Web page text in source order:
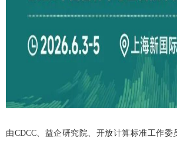
由CDCC、益企研究院、开放计算标准工作委